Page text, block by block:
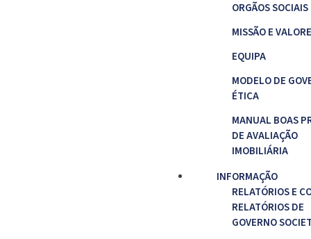
ORGÃOS SOCIAIS
MISSÃO E
EQUIPA
MODELO DE
ÉTICA
MANUAL BOAS
DE AVALIAÇÃO
IMOBILIÁRIA
INFORMAÇÃO
RELATÓRIOS E
RELATÓRIOS DE
GOVERNO